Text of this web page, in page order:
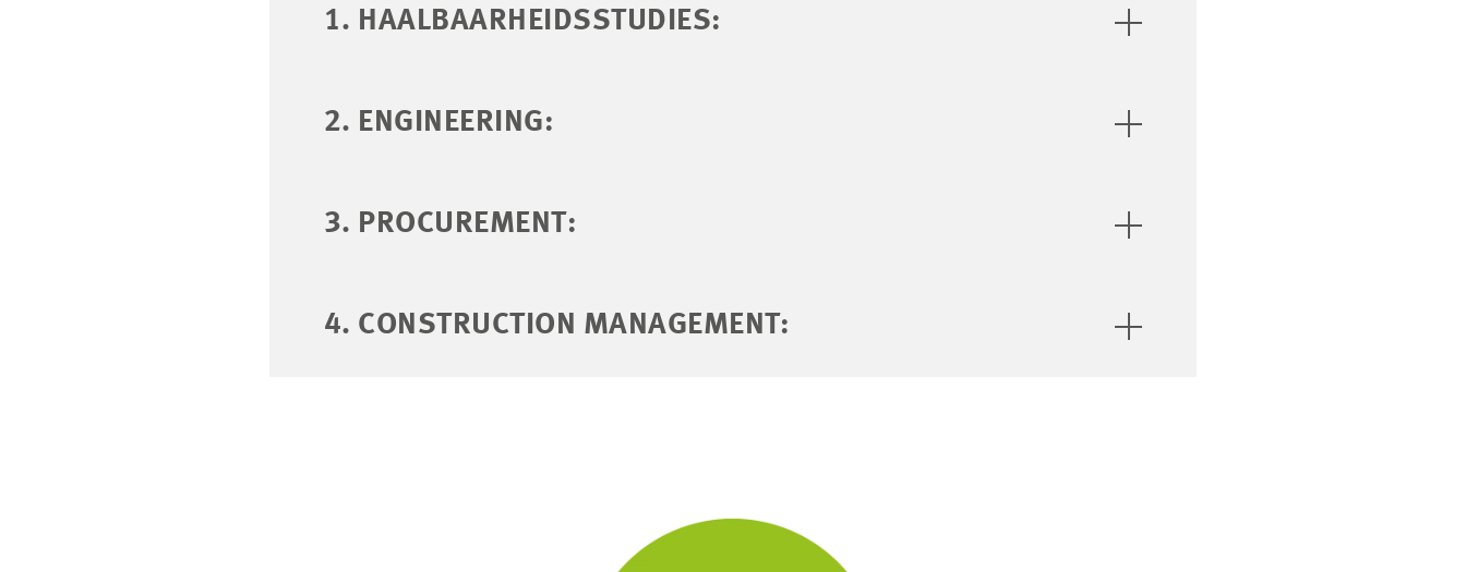
1. HAALBAARHEIDSSTUDIES:
2. ENGINEERING:
3. PROCUREMENT:
4. CONSTRUCTION MANAGEMENT: